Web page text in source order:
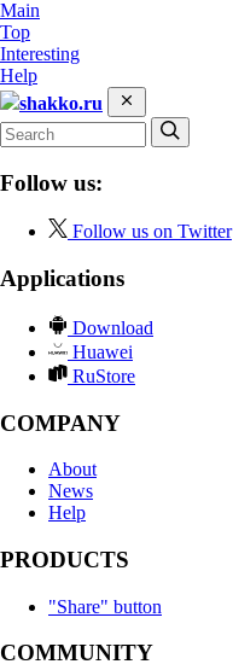
Main
Top
Interesting
Help
shakko.ru
Follow us:
Follow us on Twitter
Applications
Download
Huawei
RuStore
COMPANY
About
News
Help
PRODUCTS
"Share" button
COMMUNITY